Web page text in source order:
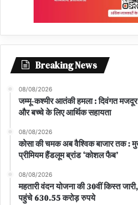
Breaking News
08/08/2026
जम्मू-कश्मीर आतंकी हमला : दिवंगत मजदूर
और बच्चे के लिए आर्थिक सहायता
08/08/2026
कोसा की चमक अब वैश्विक बाजार तक :
प्रीमियम हैंडलूम ब्रांड ‘कोशल फैब’
08/08/2026
महतारी वंदन योजना की 30वीं किस्त
पहुंचे 630.55 करोड़ रुपये